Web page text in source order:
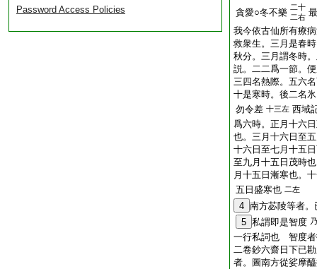
Password Access Policies
貪愛○冬不樂 二十
二右
我今依古仙所有療
救衆生。三月是春
秋分。三月謂冬時
説。二二爲一節。
三四名熱際。五六
十是寒時。後二名
勿令差 十三左 西域
爲六時。正月十六
也。三月十六日至
十六日至七月十五
至九月十五日茂時
月十五日漸寒也。
五日盛寒也 二左
4 南方苾陵等者。
5 私謂即是智度
一行私詞也 智度者
二卷鈔六齋日下已
者。圖南方從娑摩